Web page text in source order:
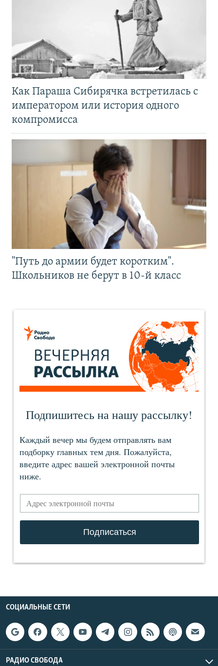
Как Параша Сибирячка встретилась с
императором или история одного
компромисса
"Путь до армии будет коротким".
Школьников не берут в 10-й класс
СОЦИАЛЬНЫЕ СЕТИ
РАДИО СВОБОДА